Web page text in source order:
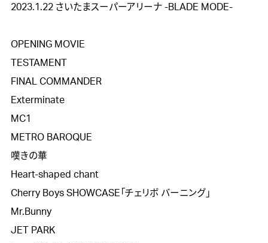
2023.1.22 さいたまスーパーアリーナ -BLADE MODE-
OPENING MOVIE
TESTAMENT
FINAL COMMANDER
Exterminate
MC1
METRO BAROQUE
嘆きの華
Heart-shaped chant
Cherry Boys SHOWCASE「チェリボ バーニング」
Mr.Bunny
JET PARK